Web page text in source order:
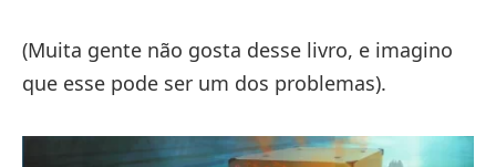
(Muita gente não gosta desse livro, e imagino
que esse pode ser um dos problemas).